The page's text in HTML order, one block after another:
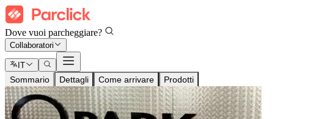
Dove vuoi parcheggiare?
Collaboratori
IT
Sommario Dettagli Come arrivare Prodotti